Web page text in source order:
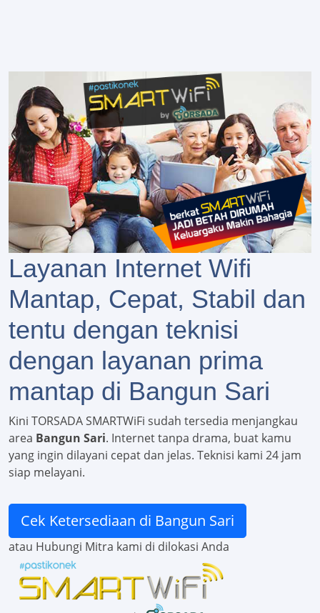
Layanan Internet Wifi
Mantap, Cepat, Stabil dan
tentu dengan teknisi
dengan layanan prima
mantap di Bangun Sari
Kini TORSADA SMARTWiFi sudah tersedia menjangkau
area Bangun Sari. Internet tanpa drama, buat kamu
yang ingin dilayani cepat dan jelas. Teknisi kami 24 jam
siap melayani.
Cek Ketersediaan di Bangun Sari
atau Hubungi Mitra kami di dilokasi Anda